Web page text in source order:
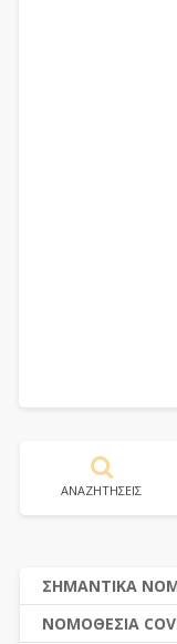
ΑΝΑΖΗΤΗΣΕΙΣ
ΣΗΜΑΝΤΙΚΑ
ΔΗΜΟΣΙΕΣ
ΝΟΜΟΘΕΣΙΑ